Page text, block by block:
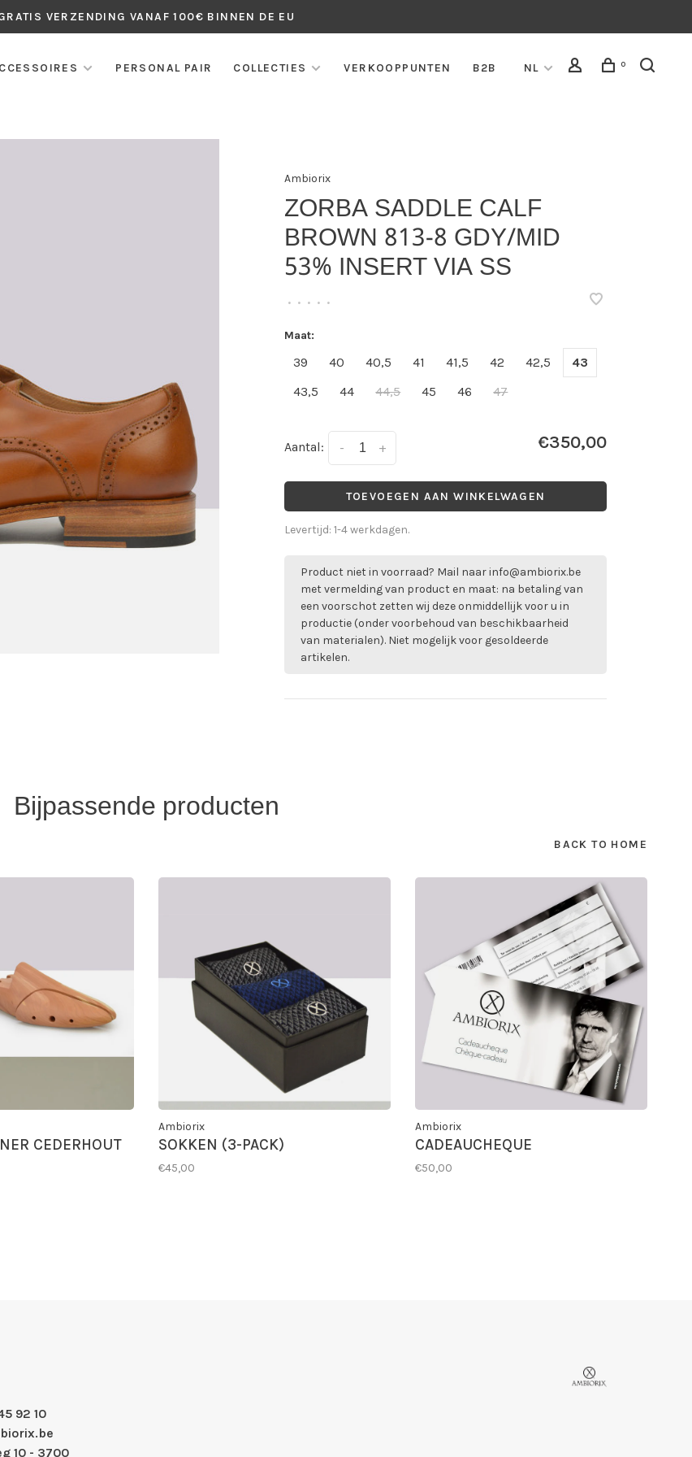
VERZENDING VANAF 100€ BINNEN DE EU
PERSONAL PAIR COLLECTIES VERKOOPPUNTEN B2B NL 0
Ambiorix
ZORBA SADDLE CALF
BROWN 813-8 GDY/MID
53% INSERT VIA SS
• • • • •
Maat:
39 40 40,5 41 41,5 42 42,5
43
43,5
44 44,5 45 46 47
Aantal: +
- €350,00
TOEVOEGEN AAN WINKELWAGEN
Levertijd: 1-4 werkdagen.
Product niet in voorraad? Mail naarinfo@ambiorix.be
met vermelding van product en maat: na betaling van
een voorschot zetten wij deze onmiddellijk voor u in
productie (onder voorbehoud van beschikbaarheid
van materialen). Niet mogelijk voor gesoldeerde
artikelen.
Bijpassende producten
BACK TO HOME
CEDERHOUT
Ambiorix
SOKKEN (3-PACK)
€45,00
Ambiorix
CADEAUCHEQUE
€50,00
92 10
10 - 3700